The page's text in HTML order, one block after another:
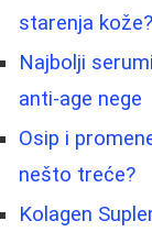
starenja kože?
Najbolji
anti-age nege
Osip i
nešto treće?
Kolagen